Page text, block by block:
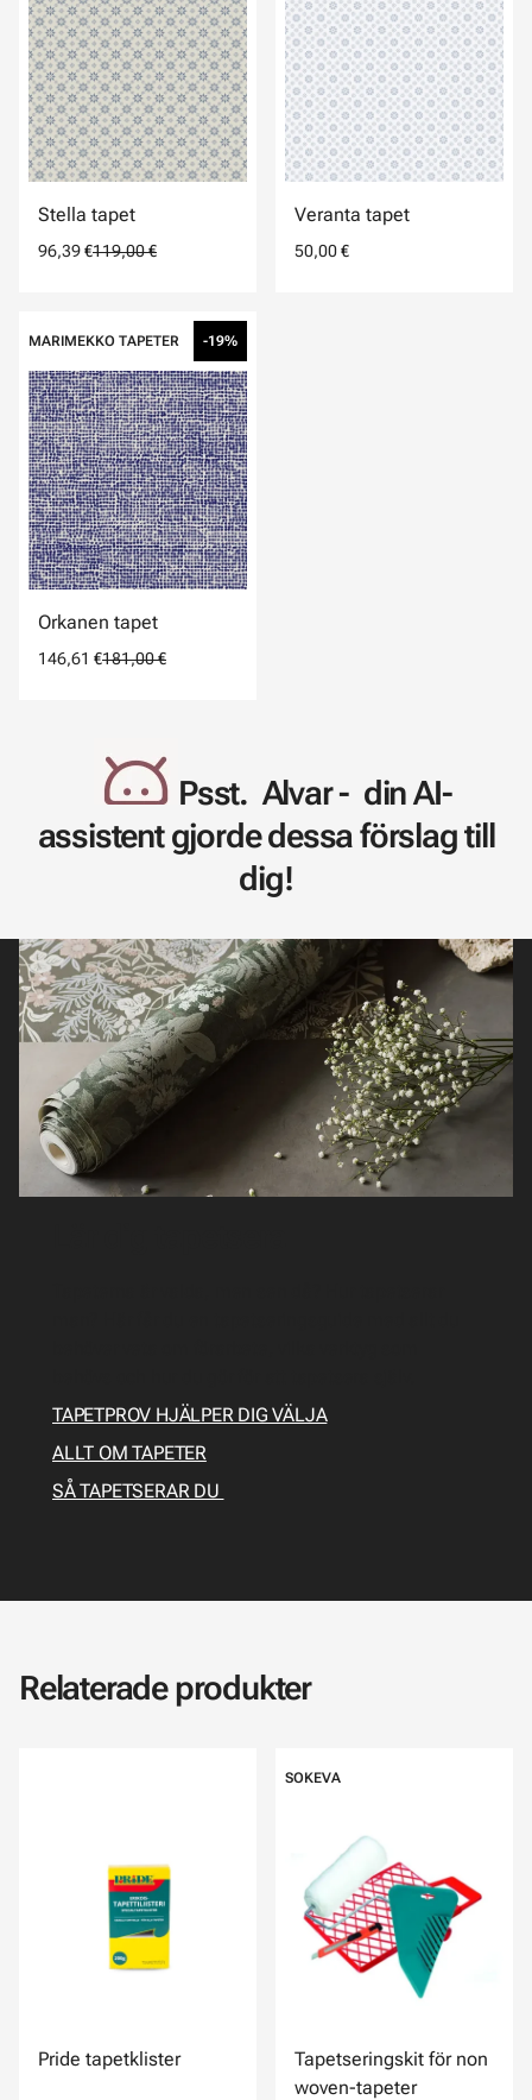
Stella tapet
96,39 €119,00 €
Veranta tapet
50,00 €
MARIMEKKO TAPETER -19%
Orkanen tapet
146,61 €181,00 €
Psst. Alvar - din AI-
assistent gjorde dessa förslag till
dig!
TAPETPROV HJÄLPER DIG VÄLJA
ALLT OM TAPETER
SÅ TAPETSERAR DU
Relaterade produkter
Pride tapetklister
SOKEVA
Tapetseringskit för non
woven-tapeter